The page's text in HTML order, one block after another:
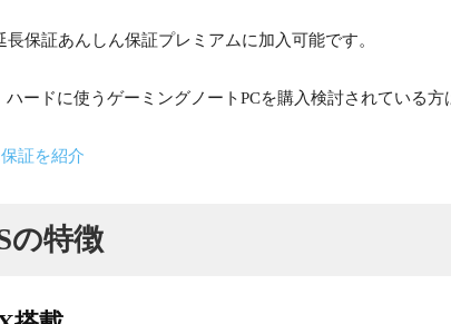
保証あんしん保証プレミアムに加入可能です。
ードに使うゲーミングノートPCを購入検討されている方
証を紹介
の特徴